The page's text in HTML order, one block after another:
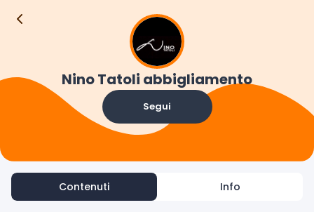
Nino Tatoli abbigliamento
Segui
Contenuti Info